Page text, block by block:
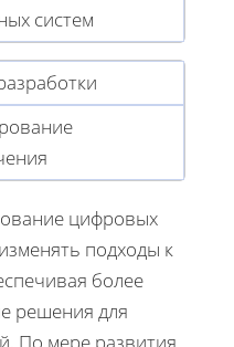
систем
цифровых
подходы к
более
решения для
По мере развития